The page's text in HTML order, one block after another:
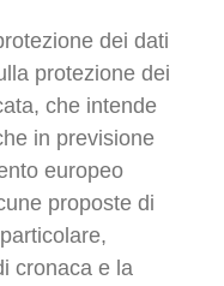
dei dati
protezione dei
che intende
in previsione
europeo
proposte di
cronaca e la